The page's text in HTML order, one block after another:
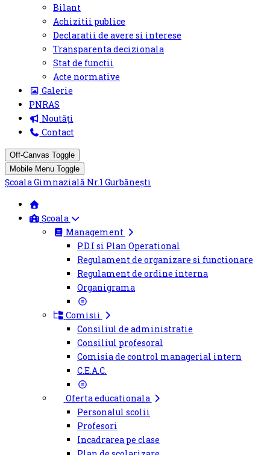
Bilant
Achizitii publice
Declaratii de avere si interese
Transparenta decizionala
Stat de functii
Acte normative
Galerie
PNRAS
Noutăți
Contact
Off-Canvas Toggle
Mobile Menu Toggle
Școala Gimnazială Nr.1 Gurbănești
Școala
Management
P.D.I si Plan Operational
Regulament de organizare si functionare
Regulament de ordine interna
Organigrama
Comisii
Consiliul de administratie
Consiliul profesoral
Comisia de control managerial intern
C.E.A.C.
Oferta educationala
Personalul scolii
Profesori
Incadrarea pe clase